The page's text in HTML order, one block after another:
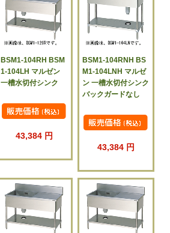
BSM1-104RH BSM
1-104LH マルゼン
一槽水切付シンク
43,384 円
BSM1-104RNH BS
M1-104LNH マルゼ
ン 一槽水切付シンク
バックガードなし
43,384 円